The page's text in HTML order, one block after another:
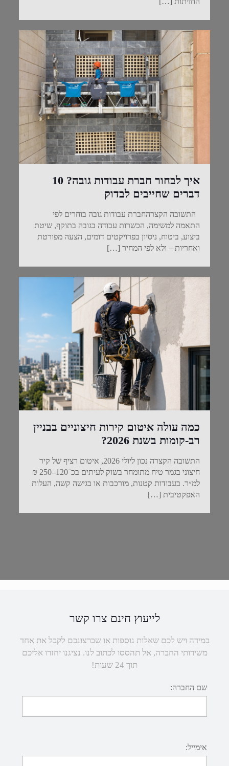
איך לבחור חברת עבודות גובה? 10
דברים שחייבים לבדוק
התשובה הקצרהחברת עבודות גובה בוחרים לפי
התאמה למשימה, הכשרות עבודה בגובה בתוקף, שיטת
ביצוע, ביטוח, ניסיון בפרויקטים דומים, הצעה מפורטת
ואחריות – ולא לפי המחיר[…]
כמה עולה איטום קירות חיצוניים בבניין
רב-קומות בשנת 2026?
התשובה הקצרה נכון ליולי 2026, איטום רציף של קיר
חיצוני בגמר טיח מתומחר בשוק לעיתים בכ־120–250 ₪
למ״ר. בעבודות קטנות, מורכבות או בגישה קשה, העלות
האפקטיבית […]
לייעוץ חינם צרו קשר
במידה ויש לכם שאלות נוספות או שברצונכם לקבל את אחד
משירותי החברה, אל תהססו לכתוב לנו. נציגנו יחזרו אליכם
תוך 24 שעות!
שם החברה:
אימייל: